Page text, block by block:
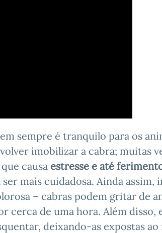
sempre é tranquilo para os
imobilizar a cabra; muitas
causa estresse e até
mais cuidadosa. Ainda
– cabras podem gritar de
cerca de uma hora. Além disso,
deixando-as expostas